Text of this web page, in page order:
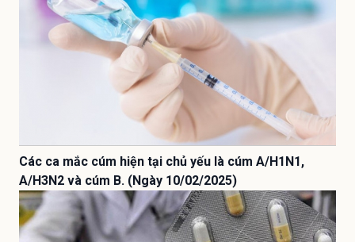
Các ca mắc cúm hiện tại chủ yếu là cúm A/H1N1,
A/H3N2 và cúm B. (Ngày 10/02/2025)